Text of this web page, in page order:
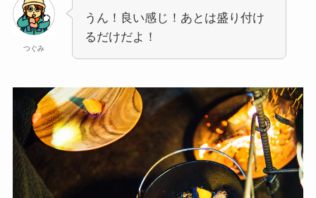
つぐみ
うん！良い感じ！あとは盛り付け
るだけだよ！